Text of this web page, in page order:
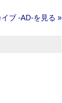
ブ ‐AD‐を見る »